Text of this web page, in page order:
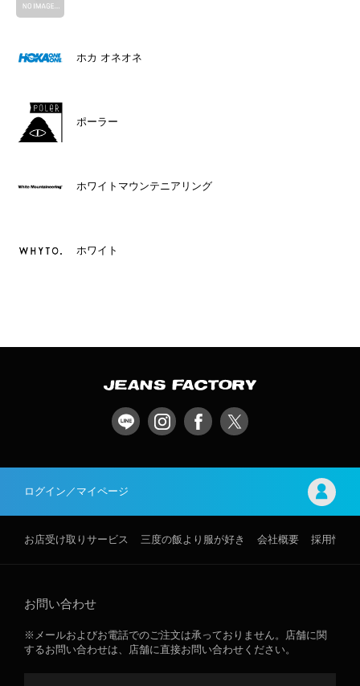
ホカ オネオネ
ポーラー
ホワイトマウンテニアリング
ホワイト
ログイン／マイページ
お店受け取りサービス 三度の飯より服が好き 会社概要 採用情報
お問い合わせ
※メールおよびお電話でのご注文は承っておりません。店舗に関
するお問い合わせは、店舗に直接お問い合わせください。